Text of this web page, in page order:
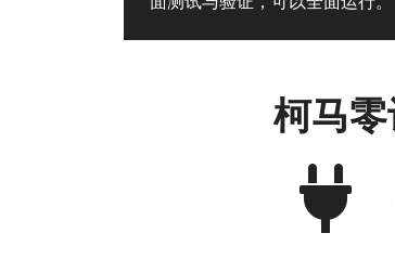
柯马